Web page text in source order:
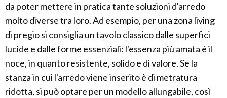
da poter mettere in pratica tante soluzioni d'arredo
molto diverse tra loro. Ad esempio, per una zona living
di pregio si consiglia un tavolo classico dalle superfici
lucide e dalle forme essenziali: l'essenza più amata è il
noce, in quanto resistente, solido e di valore. Se la
stanza in cui l'arredo viene inserito è di metratura
ridotta, si può optare per un modello allungabile, così